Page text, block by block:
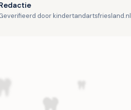
door kindertandartsfriesland.nl